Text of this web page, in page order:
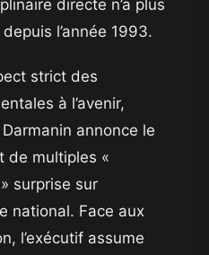
directe n’a plus
l’année 1993.
strict des
à l’avenir,
annonce le
de multiples «
surprise sur
national. Face aux
l’exécutif assume